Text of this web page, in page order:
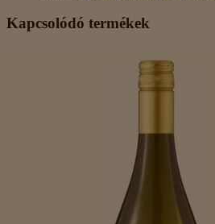
Kapcsolódó termékek